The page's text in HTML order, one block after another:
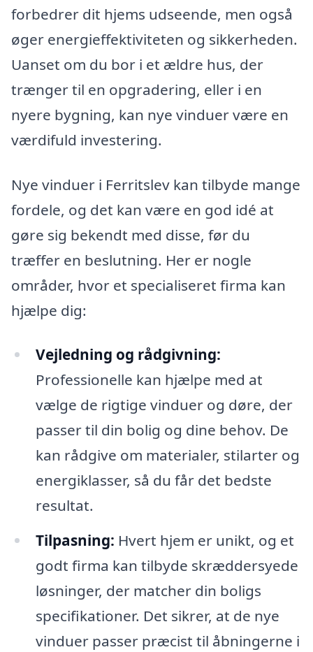
forbedrer dit hjems udseende, men også
øger energieffektiviteten og sikkerheden.
Uanset om du bor i et ældre hus, der
trænger til en opgradering, eller i en
nyere bygning, kan nye vinduer være en
værdifuld investering.
Nye vinduer i Ferritslev kan tilbyde mange
fordele, og det kan være en god idé at
gøre sig bekendt med disse, før du
træffer en beslutning. Her er nogle
områder, hvor et specialiseret firma kan
hjælpe dig:
Vejledning og rådgivning:
Professionelle kan hjælpe med at
vælge de rigtige vinduer og døre, der
passer til din bolig og dine behov. De
kan rådgive om materialer, stilarter og
energiklasser, så du får det bedste
resultat.
Tilpasning: Hvert hjem er unikt, og et
godt firma kan tilbyde skræddersyede
løsninger, der matcher din boligs
specifikationer. Det sikrer, at de nye
vinduer passer præcist til åbningerne i